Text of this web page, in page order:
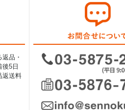
品・
5日
返送料